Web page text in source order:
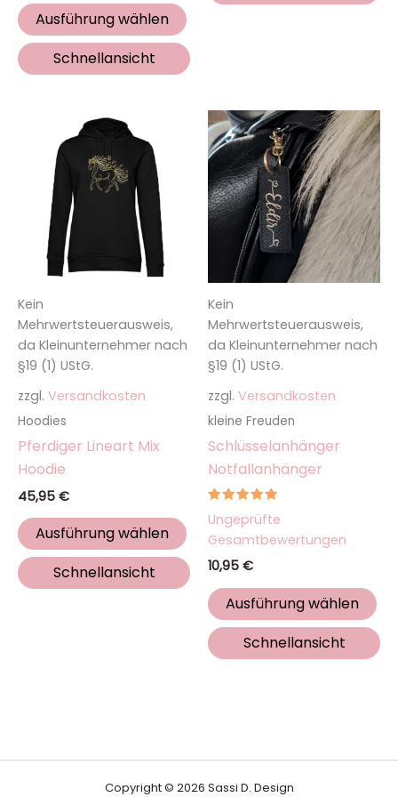
Ausführung wählen
Schnellansicht
Kein
Mehrwertsteuerausweis,
da Kleinunternehmer nach
§19 (1) UStG.
zzgl. Versandkosten
Hoodies
Pferdiger Lineart Mix
Hoodie
45,95 €
Ausführung wählen
Dieses
Produkt
weist
mehrere
Varianten
Optionen
können
der
Produktseite
gewählt
werden
Schnellansicht
Kein
Mehrwertsteuerausweis,
da Kleinunternehmer nach
§19 (1) UStG.
zzgl. Versandkosten
kleine Freuden
Schlüsselanhänger
Notfallanhänger
Bewertet
mit
5.00
von 5
Ungeprüfte
Gesamtbewertungen
10,95 €
Ausführung wählen
Die
Schnellansicht
Copyright © 2026 Sassi D. Design